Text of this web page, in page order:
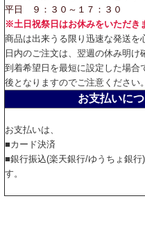
平日 ９：３０～１７：３０
※土日祝祭日はお休みをいただき
商品は出来うる限り迅速な発送を
日内のご注文は、翌週の休み明け
到着希望日を最短に設定した場合
後となりますのでご注意ください
お支払いに
お支払いは、
■カード決済
■銀行振込(楽天銀行/ゆうちょ銀
す。